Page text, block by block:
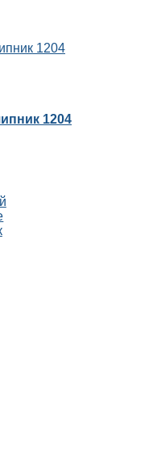
1204